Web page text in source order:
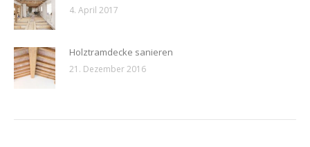
4. April 2017
Holztramdecke sanieren
21. Dezember 2016